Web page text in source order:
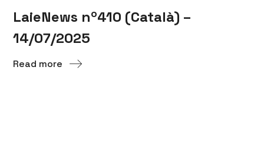
LaieNews nº410 (Català) –
14/07/2025
Read more